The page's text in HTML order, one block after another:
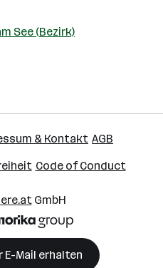
See (Bezirk)
& Kontakt AGB
Code of Conduct
GmbH
E-Mail erhalten